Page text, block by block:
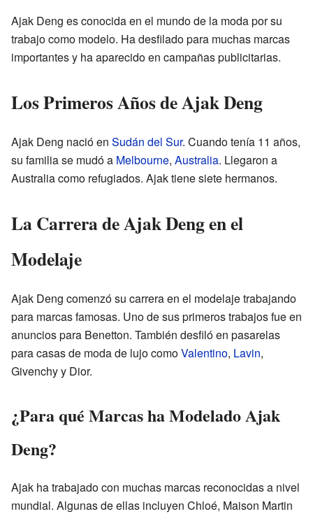
Ajak Deng es conocida en el mundo de la moda por su
trabajo como modelo. Ha desfilado para muchas marcas
importantes y ha aparecido en campañas publicitarias.
Los Primeros Años de Ajak Deng
Ajak Deng nació en Sudán del Sur. Cuando tenía 11 años,
su familia se mudó a Melbourne, Australia. Llegaron a
Australia como refugiados. Ajak tiene siete hermanos.
La Carrera de Ajak Deng en el
Modelaje
Ajak Deng comenzó su carrera en el modelaje trabajando
para marcas famosas. Uno de sus primeros trabajos fue en
anuncios para Benetton. También desfiló en pasarelas
para casas de moda de lujo comoValentino, Lavin,
Givenchy y Dior.
¿Para qué Marcas ha Modelado Ajak
Deng?
Ajak ha trabajado con muchas marcas reconocidas a nivel
mundial. Algunas de ellas incluyen Chloé, Maison Martin